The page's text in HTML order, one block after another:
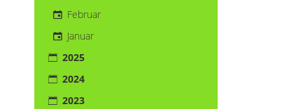
Februar
Januar
2025
2024
2023